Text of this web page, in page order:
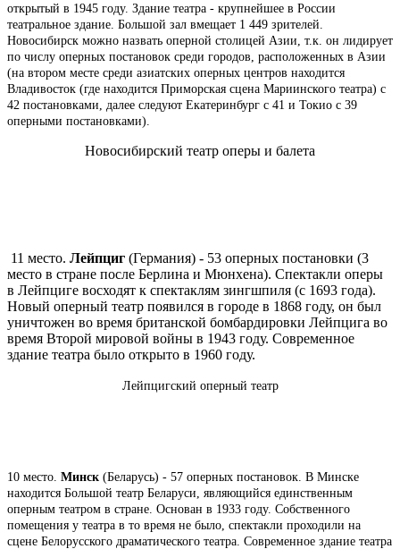
открытый в 1945 году. Здание театра - крупнейшее в России
театральное здание. Большой зал вмещает 1 449 зрителей.
Новосибирск можно назвать оперной столицей Азии, т.к. он лидирует
по числу оперных постановок среди городов, расположенных в Азии
(на втором месте среди азиатских оперных центров находится
Владивосток (где находится Приморская сцена Мариинского театра) с
42 постановками, далее следуют Екатеринбург с 41 и Токио с 39
оперными постановками).
Новосибирский театр оперы и балета
11 место. Лейпциг (Германия) - 53 оперных постановки (3
место в стране после Берлина и Мюнхена). Спектакли оперы
в Лейпциге восходят к спектаклям зингшпиля (с 1693 года).
Новый оперный театр появился в городе в 1868 году, он был
уничтожен во время британской бомбардировки Лейпцига во
время Второй мировой войны в 1943 году. Современное
здание театра было открыто в 1960 году.
Лейпцигский оперный театр
10 место. Минск (Беларусь) - 57 оперных постановок. В Минске
находится Большой театр Беларуси, являющийся единственным
оперным театром в стране. Основан в 1933 году. Собственного
помещения у театра в то время не было, спектакли проходили на
сцене Белорусского драматического театра. Современное здание театра